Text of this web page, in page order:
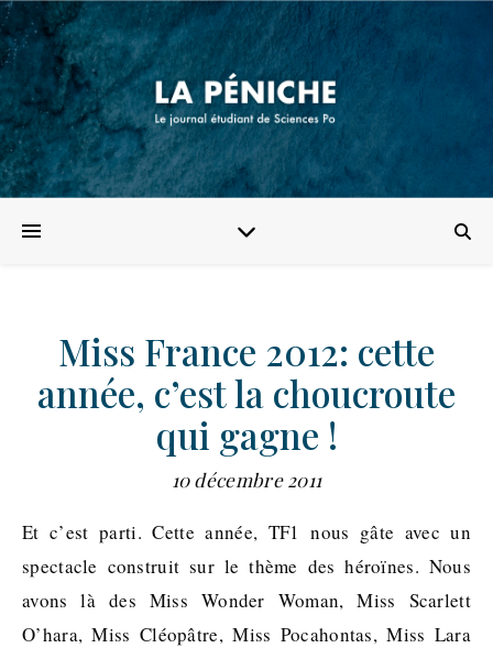
Miss France 2012: cette
année, c’est la choucroute
qui gagne !
10 décembre 2011
Et c’est parti. Cette année, TF1 nous gâte avec un
spectacle construit sur le thème des héroïnes. Nous
avons là des Miss Wonder Woman, Miss Scarlett
O’hara, Miss Cléopâtre, Miss Pocahontas, Miss Lara